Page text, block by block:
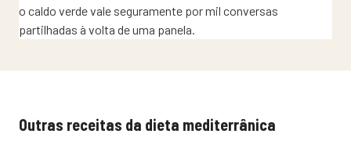
o caldo verde vale seguramente por mil conversas
partilhadas à volta de uma panela.
Outras receitas da dieta mediterrânica